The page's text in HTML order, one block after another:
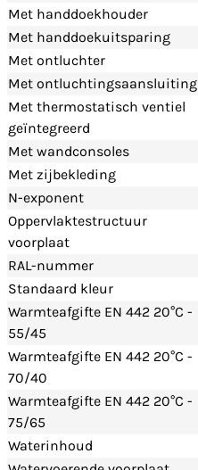
Met handdoekhouder
Met handdoekuitsparing
Met ontluchter
Met ontluchtingsaansluiting
Met thermostatisch ventiel
geïntegreerd
Met wandconsoles
Met zijbekleding
N-exponent
Oppervlaktestructuur
voorplaat
RAL-nummer
Standaard kleur
Warmteafgifte EN 442 20°C -
55/45
Warmteafgifte EN 442 20°C -
70/40
Warmteafgifte EN 442 20°C -
75/65
Waterinhoud